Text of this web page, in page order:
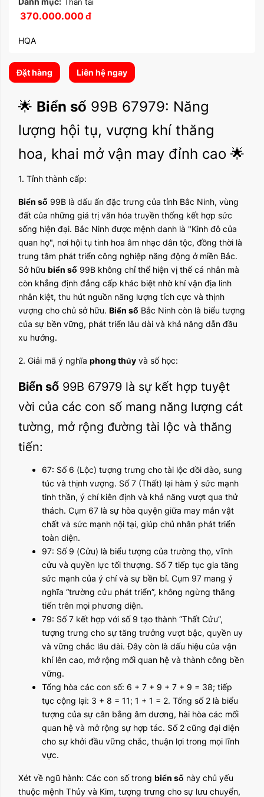
370.000.000đ
HQA
Đặt hàng Liên hệ ngay
🌟 Biển số 99B 67979: Năng
lượng hội tụ, vượng khí thăng
hoa, khai mở vận may đỉnh cao 🌟
1. Tỉnh thành cấp:
Biển số 99B là dấu ấn đặc trưng của tỉnh Bắc Ninh, vùng
đất của những giá trị văn hóa truyền thống kết hợp sức
sống hiện đại. Bắc Ninh được mệnh danh là "Kinh đô của
quan họ", nơi hội tụ tinh hoa âm nhạc dân tộc, đồng thời là
trung tâm phát triển công nghiệp năng động ở miền Bắc.
Sở hữu biển số 99B không chỉ thể hiện vị thế cá nhân mà
còn khẳng định đẳng cấp khác biệt nhờ khí vận địa linh
nhân kiệt, thu hút nguồn năng lượng tích cực và thịnh
vượng cho chủ sở hữu. Biển số Bắc Ninh còn là biểu tượng
của sự bền vững, phát triển lâu dài và khả năng dẫn đầu
xu hướng.
2. Giải mã ý nghĩa phong thủy và số học:
Biển số 99B 67979 là sự kết hợp tuyệt
vời của các con số mang năng lượng cát
tường, mở rộng đường tài lộc và thăng
tiến:
67: Số 6 (Lộc) tượng trưng cho tài lộc dồi dào, sung
túc và thịnh vượng. Số 7 (Thất) lại hàm ý sức mạnh
tinh thần, ý chí kiên định và khả năng vượt qua thử
thách. Cụm 67 là sự hòa quyện giữa may mắn vật
chất và sức mạnh nội tại, giúp chủ nhân phát triển
toàn diện.
97: Số 9 (Cửu) là biểu tượng của trường thọ, vĩnh
cửu và quyền lực tối thượng. Số 7 tiếp tục gia tăng
sức mạnh của ý chí và sự bền bỉ. Cụm 97 mang ý
nghĩa “trường cửu phát triển”, không ngừng thăng
tiến trên mọi phương diện.
79: Số 7 kết hợp với số 9 tạo thành “Thất Cửu”,
tượng trưng cho sự tăng trưởng vượt bậc, quyền uy
và vững chắc lâu dài. Đây còn là dấu hiệu của vận
khí lên cao, mở rộng mối quan hệ và thành công bền
vững.
Tổng hòa các con số: 6 + 7 + 9 + 7 + 9 = 38; tiếp
tục cộng lại: 3 + 8 = 11; 1 + 1 = 2. Tổng số 2 là biểu
tượng của sự cân bằng âm dương, hài hòa các mối
quan hệ và mở rộng sự hợp tác. Số 2 cũng đại diện
cho sự khởi đầu vững chắc, thuận lợi trong mọi lĩnh
vực.
Xét về ngũ hành: Các con số trong biển số này chủ yếu
thuộc mệnh Thủy và Kim, tượng trưng cho sự lưu chuyển,